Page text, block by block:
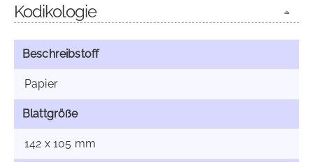
Kodikologie
Beschreibstoff
Papier
Blattgröße
142 x 105 mm